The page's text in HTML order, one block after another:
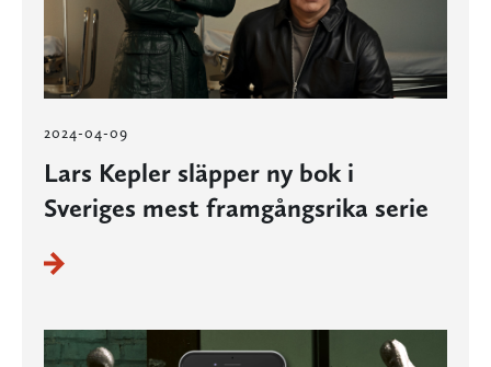
2024-04-09
Lars Kepler släpper ny bok i
Sveriges mest framgångsrika serie